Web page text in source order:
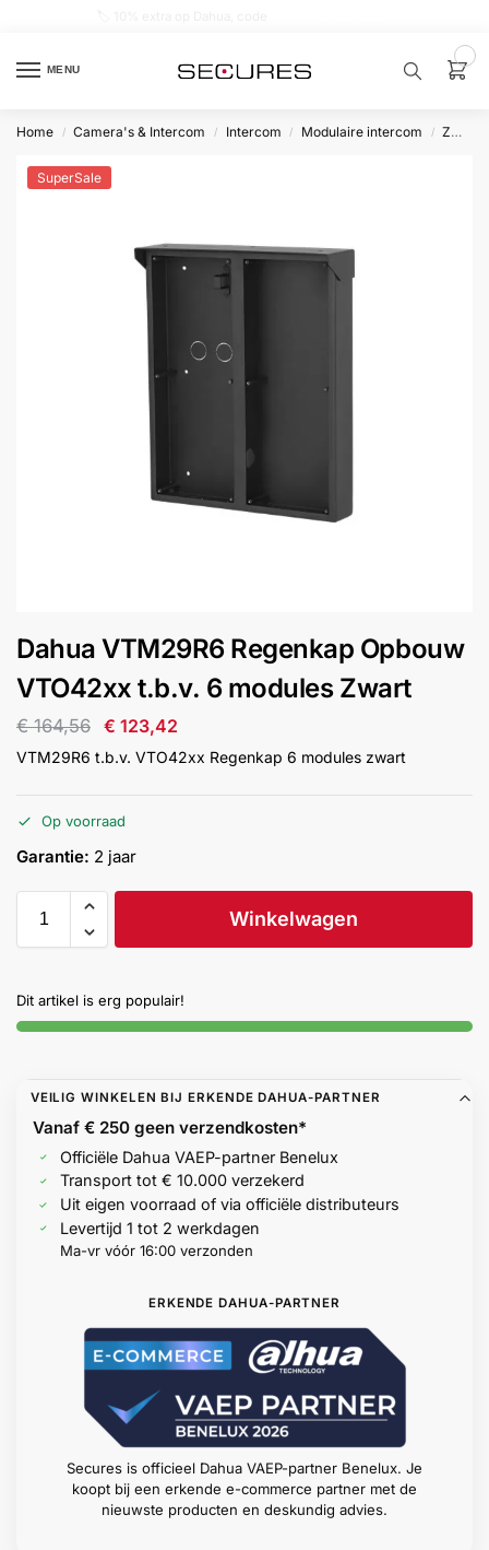
MENU
product…
samenstellen
&
Intercom
Branddetectie
Merken
Outlet
Help &
service
Home / Camera's & Intercom / Intercom / Modulaire intercom / Zwart
SuperSale
Dahua VTM29R6 Regenkap Opbouw
VTO42xx t.b.v. 6 modules Zwart
€164,56 € 123,42
VTM29R6 t.b.v. VTO42xx Regenkap 6 modules zwart
Op voorraad
Garantie: 2 jaar
Winkelwagen
Dit artikel is erg populair!
VEILIG WINKELEN BIJ ERKENDE DAHUA-PARTNER
Vanaf € 250 geenverzendkosten*
Officiële Dahua VAEP-partner Benelux
Transport tot € 10.000 verzekerd
Uit eigen voorraad of via officiële distributeurs
Levertijd 1 tot 2 werkdagen
Ma-vr vóór 16:00 verzonden
ERKENDE DAHUA-PARTNER
Secures is officieel Dahua VAEP-partner Benelux. Je
koopt bij een erkende e-commerce partner met de
nieuwste producten en deskundig advies.